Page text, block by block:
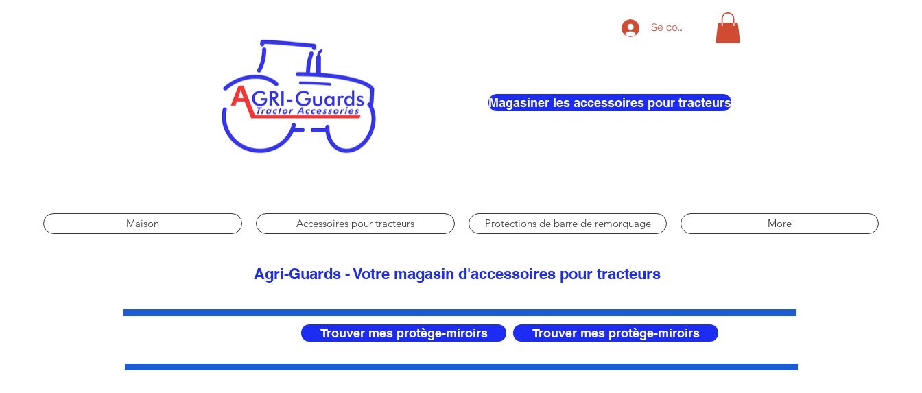
Se connecter
Magasiner les accessoires pour tracteurs
Maison Accessoires pour tracteurs Protections de barre de remorquage More
Agri-Guards - Votre magasin d'accessoires pour tracteurs
Trouver mes protège-miroirs Trouver mes protège-miroirs